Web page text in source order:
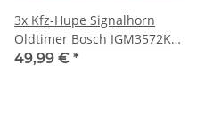
3x Kfz-Hupe Signalhorn
Oldtimer Bosch IGM3572KA
12 Volt Mercedes VW
49,99 € *